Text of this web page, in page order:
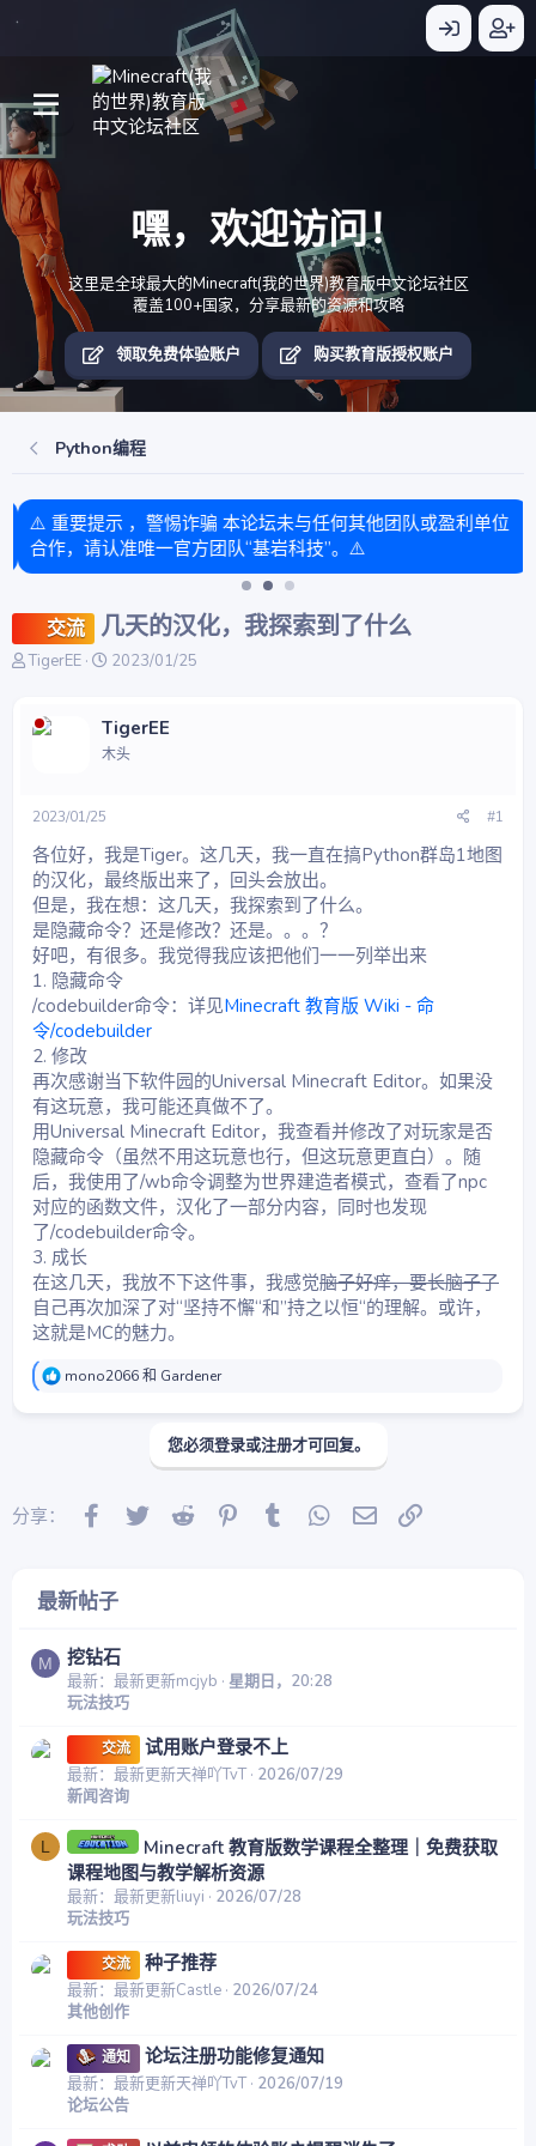
嘿，欢迎访问！
这里是全球最大的Minecraft(我的世界)教育版中文论坛社区
覆盖100+国家，分享最新的资源和攻略
领取免费体验账户 购买教育版授权账户
Python编程
⚠️ 重要提示 ，警惕诈骗 本论坛未与任何其他团队或盈利单位
合作，请认准唯一官方团队“基岩科技”。⚠️
交流 几天的汉化，我探索到了什么
主
起
TigerEE
开
间
2023/01/25
TigerEE
木头
2023/01/25 #1
各位好，我是Tiger。这几天，我一直在搞Python群岛1地图
的汉化，最终版出来了，回头会放出。
但是，我在想：这几天，我探索到了什么。
是隐藏命令？还是修改？还是。。。？
好吧，有很多。我觉得我应该把他们一一列举出来
1. 隐藏命令
/codebuilder命令：详见Minecraft 教育版 Wiki - 命
令/codebuilder
2. 修改
再次感谢当下软件园的Universal Minecraft Editor。如果没
有这玩意，我可能还真做不了。
用Universal Minecraft Editor，我查看并修改了对玩家是否
隐藏命令（虽然不用这玩意也行，但这玩意更直白）。随
后，我使用了/wb命令调整为世界建造者模式，查看了npc
对应的函数文件，汉化了一部分内容，同时也发现
了/codebuilder命令。
3. 成长
在这几天，我放不下这件事，我感觉脑子好痒，要长脑子了
自己再次加深了对“坚持不懈“和”持之以恒“的理解。或许，
这就是MC的魅力。
反
：
mono2066和 Gardener
您必须登录或注册才可回复。
分享： Facebook
Twitter Reddit PinterestTumblr WhatsApp
邮件
最新帖子
M 挖钻石
最新：最新更新mcjyb 星期日，20:28
玩法技巧
交流 试用账户登录不上
最新：最新更新天禅吖TvT 2026/07/29
新闻咨询
L
Minecraft 教育版数学课程全整理｜免费获取
课程地图与教学解析资源
最新：最新更新liuyi
2026/07/28
玩法技巧
交流 种子推荐
最新：最新更新Castle 2026/07/24
其他创作
通知 论坛注册功能修复通知
最新：最新更新天禅吖TvT 2026/07/19
论坛公告